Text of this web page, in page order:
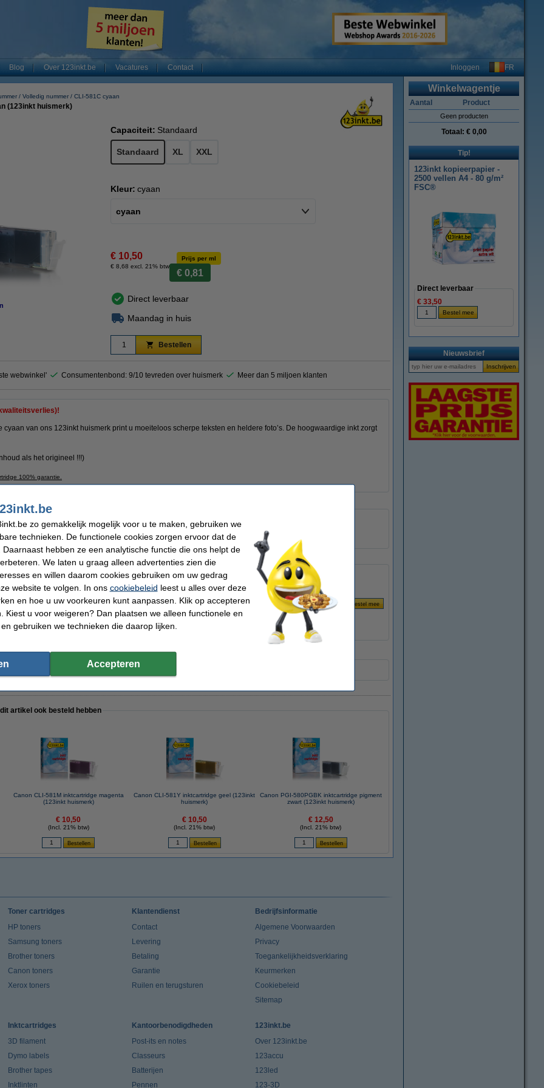
Blog Over 123inkt.be Vacatures Contact Inloggen FR
Volledig nummer CLI-581C cyaan
(123inkt huismerk)
Capaciteit: Standaard
Standaard XL XXL
Kleur: cyaan
cyaan
€ 10,50
€ 8,68 excl. 21% btw
Prijs per ml
€ 0,81
Direct leverbaar
Maandag in huis
Bestellen
webwinkel' Consumentenbond: 9/10 tevreden over huismerk Meer dan 5 miljoen klanten
cyaan van ons 123inkt huismerk print u moeiteloos scherpe teksten en heldere foto’s. De hoogwaardige inkt zorgt
als het origineel !!!)
100% garantie.
Ons artikelnr:
Nummer: 2103C001
/ CLI-581 aanbieding: 2 zwart + 3 kleuren (123inkt huismerk)
de originele cartridge te nemen.
artikel ook besteld hebben
Canon CLI-581M inktcartridge magenta
(123inkt huismerk)
€ 10,50
(Incl. 21% btw)
Canon CLI-581Y inktcartridge geel (123inkt
huismerk)
€ 10,50
(Incl. 21% btw)
Canon PGI-580PGBK inktcartridge pigment
zwart (123inkt huismerk)
€ 12,50
(Incl. 21% btw)
Winkelwagentje
Aantal Product
Geen producten
Totaal: € 0,00
Tip!
123inkt kopieerpapier -
2500 vellen A4 - 80 g/m²
FSC®
Direct leverbaar
€ 33,50
Nieuwsbrief
Toner cartridges
HP toners
Samsung toners
Brother toners
Canon toners
Xerox toners
Klantendienst
Contact
Levering
Betaling
Garantie
Ruilen en terugsturen
Bedrijfsinformatie
Algemene Voorwaarden
Privacy
Toegankelijkheidsverklaring
Keurmerken
Cookiebeleid
Sitemap
Inktcartridges
3D filament
Dymo labels
Brother tapes
Inktlinten
Kantoorbenodigdheden
Post-its en notes
Classeurs
Batterijen
Pennen
123inkt.be
Over 123inkt.be
123accu
123led
123-3D
zo gemakkelijk mogelijk voor u te maken, gebruiken we
technieken. De functionele cookies zorgen ervoor dat de
hebben ze een analytische functie die ons helpt de
We laten u graag alleen advertenties zien die
en willen daarom cookies gebruiken om uw gedrag
website te volgen. In ons cookiebeleid leest u alles over deze
en hoe u uw voorkeuren kunt aanpassen. Klik op accepteren
Kiest u voor weigeren? Dan plaatsen we alleen functionele en
gebruiken we technieken die daarop lijken.
Accepteren